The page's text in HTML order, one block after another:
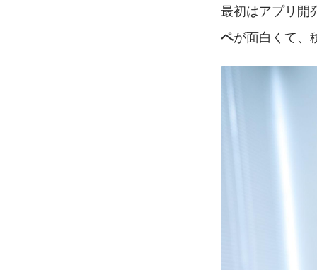
最初はアプリ開
ペが面白くて、